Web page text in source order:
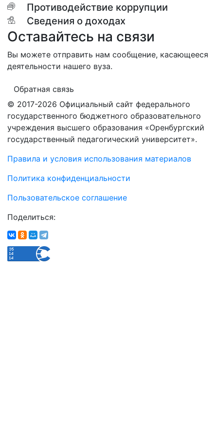
Противодействие коррупции
Сведения о доходах
Оставайтесь на связи
Вы можете отправить нам сообщение, касающееся
деятельности нашего вуза.
Обратная связь
© 2017-2026 Официальный сайт федерального
государственного бюджетного образовательного
учреждения высшего образования «Оренбургский
государственный педагогический университет».
Правила и условия использования материалов
Политика конфиденциальности
Пользовательское соглашение
Поделиться: